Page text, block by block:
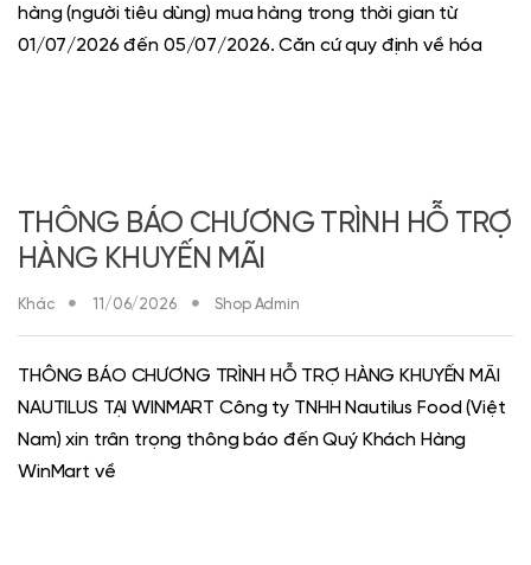
hàng (người tiêu dùng) mua hàng trong thời gian từ
01/07/2026 đến 05/07/2026. Căn cứ quy định về hóa
THÔNG BÁO CHƯƠNG TRÌNH HỖ TRỢ
HÀNG KHUYẾN MÃI
Khác 11/06/2026 Shop Admin
THÔNG BÁO CHƯƠNG TRÌNH HỖ TRỢ HÀNG KHUYẾN MÃI
NAUTILUS TẠI WINMART Công ty TNHH Nautilus Food (Việt
Nam) xin trân trọng thông báo đến Quý Khách Hàng
WinMart về